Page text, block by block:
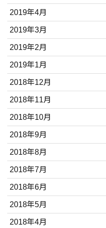
2019年4月
2019年3月
2019年2月
2019年1月
2018年12月
2018年11月
2018年10月
2018年9月
2018年8月
2018年7月
2018年6月
2018年5月
2018年4月